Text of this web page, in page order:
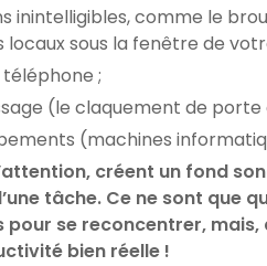
inintelligibles, comme le
locaux sous la fenêtre de
téléphone ;
(le claquement de porte
(machines
créent un fond
tâche. Ce ne sont que
pour se reconcentrer,
bien réelle !